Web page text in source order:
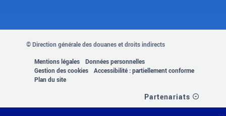
© Direction générale des douanes et droits indirects
MENU
PIED
DE
Mentions légales
Données personnelles
Gestion des cookies
Accessibilité : partiellement conforme
Plan du site
Partenariats